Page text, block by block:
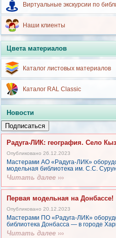
Виртуальные экскурсии по
Наши клиенты
Цвета материалов
Каталог листовых материалов
Каталог RAL Classic
Новости
Подписаться
Радуга-ЛИК: география. Село
Опубликовано 26.12.2023
Мастерами АО «Радуга-ЛИК»
модельная библиотека им. С.С.
Читать далее ›››
Первая модельная на Донбассе!
Опубликовано 20.12.2023
Мастерами ПО «Радуга-ЛИК»
библиотека Донбасса — в городе
Читать далее ›››